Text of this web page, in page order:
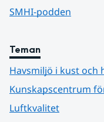
SMHI-podden
Teman
Havsmiljö i kust och
Kunskapscentrum
Luftkvalitet